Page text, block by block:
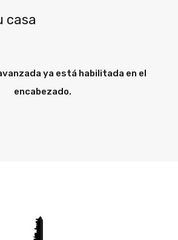
casa
ya está habilitada en el
encabezado.